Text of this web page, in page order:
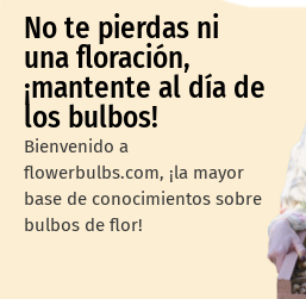
No te pierdas ni
una floración,
¡mantente al día de
los bulbos!
Bienvenido a
flowerbulbs.com, ¡la mayor
base de conocimientos sobre
bulbos de flor!